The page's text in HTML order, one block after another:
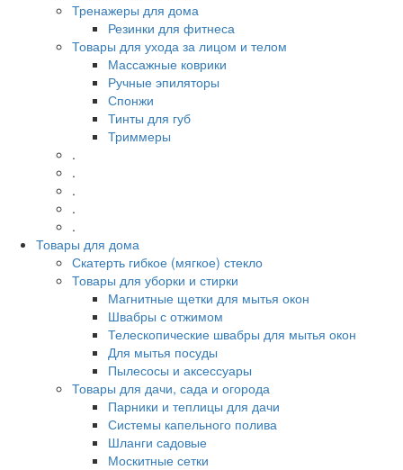
Тренажеры для дома
Резинки для фитнеса
Товары для ухода за лицом и телом
Массажные коврики
Ручные эпиляторы
Спонжи
Тинты для губ
Триммеры
.
.
.
.
.
Товары для дома
Скатерть гибкое (мягкое) стекло
Товары для уборки и стирки
Магнитные щетки для мытья окон
Швабры с отжимом
Телескопические швабры для мытья окон
Для мытья посуды
Пылесосы и аксессуары
Товары для дачи, сада и огорода
Парники и теплицы для дачи
Системы капельного полива
Шланги садовые
Москитные сетки